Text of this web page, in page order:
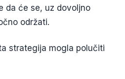
da će se, uz dovoljno
održati.
strategija mogla polučiti